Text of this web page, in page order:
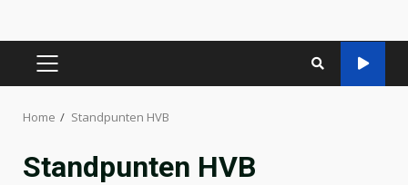
PRIMAIR
Home Standpunten HVB
Standpunten HVB